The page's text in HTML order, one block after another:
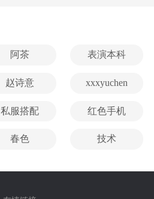
阿茶 表演本科
赵诗意 xxxyuchen
私服搭配 红色手机
春色 技术